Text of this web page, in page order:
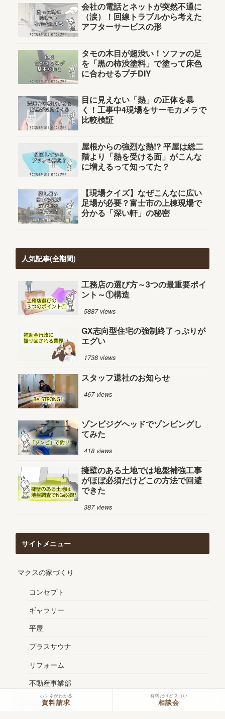
会社の電話とネットが突然不通に
（涙）！回線トラブルから考えた
アフターサービスの形
タモの木目が超渋い！ソファの足
を「黒の柿渋塗料」で塗って床色
に合わせるプチDIY
目に見えない「熱」の正体を暴
く！工事中4現場をサーモカメラで
比較検証
屋根からの強烈な熱!? 平屋は総二
階より「熱を受ける面」がこんな
に増えるって知ってた？
【現場クイズ】なぜこんなに広い
足場が必要？富士市の上棟現場で
分かる「深い軒」の秘密
人気記事(全期間)
工務店の選び方～3つの最重要ポイ
ント～①構造
5887 views
GX志向型住宅の強制終了っぷりが
エグい
1738 views
スタッフ退社のお知らせ
467 views
ゾンビジグヘッドでゾンビングし
てみた
418 views
擁壁のある土地では地盤補強工事
がほぼ必須だけどこの方法で回避
できた
387 views
サイトメニュー
マクスの家づくり
コンセプト
ギャラリー
平屋
プラスサウナ
リフォーム
不動産事業部
マクスについて
ホンネがわかる
資料請求
有料だけどスゴい
相談会